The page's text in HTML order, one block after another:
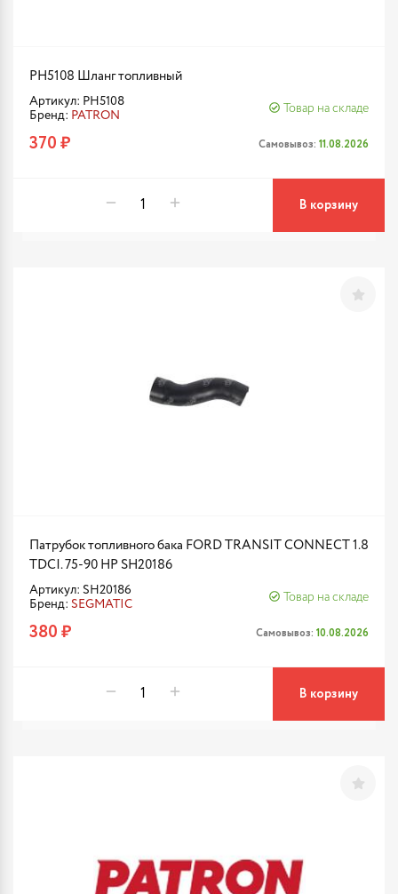
PH5108 Шланг топливный
Артикул: PH5108
Бренд: PATRON
Товар на складе
370 ₽ Самовывоз: 11.08.2026
В корзину
Патрубок топливного бака FORD TRANSIT CONNECT 1.8
TDCI. 75-90 HP SH20186
Артикул: SH20186
Бренд: SEGMATIC
Товар на складе
380 ₽ Самовывоз: 10.08.2026
В корзину